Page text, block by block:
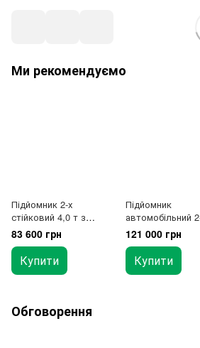
Ми рекомендуємо
Підйомник 2-х
стійковий 4,0 т з
нижньою
синхронізацією 380В
83 600 грн
Купити
Підйомник
автомобільний
стійковий 4т 220В
121 000 грн
Купити
Обговорення